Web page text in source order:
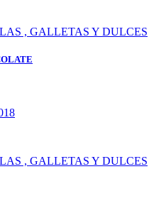
, GALLETAS Y DULCES
, GALLETAS Y DULCES